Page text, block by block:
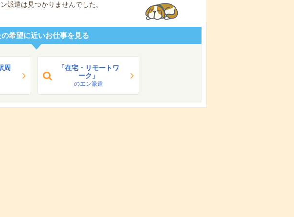
派遣は見つかりませんでした。
の希望に近いお仕事を見る
周
「在宅・リモートワ
ーク」
のエン派遣